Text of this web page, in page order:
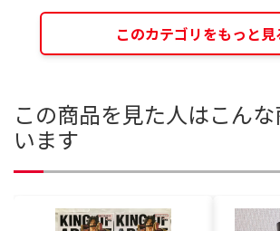
このカテゴリをもっと見
この商品を見た人はこん
います